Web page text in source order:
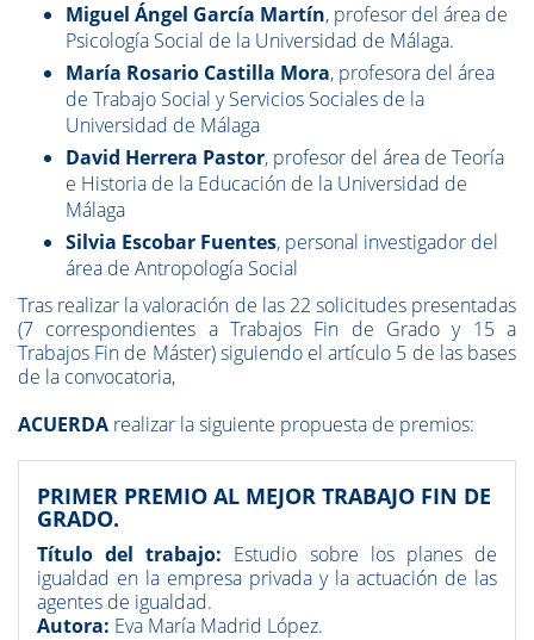
Miguel Ángel García Martín, profesor del área de
Psicología Social de la Universidad de Málaga.
María Rosario Castilla Mora, profesora del área
de Trabajo Social y Servicios Sociales de la
Universidad de Málaga
David Herrera Pastor, profesor del área de Teoría
e Historia de la Educación de la Universidad de
Málaga
Silvia Escobar Fuentes, personal investigador del
área de Antropología Social
Tras realizar la valoración de las 22 solicitudes presentadas
(7 correspondientes a Trabajos Fin de Grado y 15 a
Trabajos Fin de Máster) siguiendo el artículo 5 de las bases
de la convocatoria,
ACUERDA realizar la siguiente propuesta de premios:
PRIMER PREMIO AL MEJOR TRABAJO FIN DE
GRADO.
Título del trabajo: Estudio sobre los planes de
igualdad en la empresa privada y la actuación de las
agentes de igualdad.
Autora: Eva María Madrid López.